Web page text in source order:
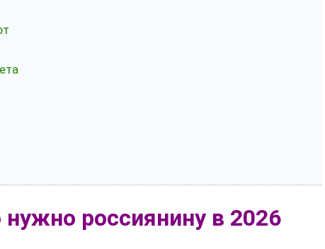
россиянину в 2026